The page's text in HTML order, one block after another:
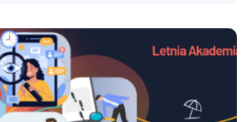
z nowych technologii?